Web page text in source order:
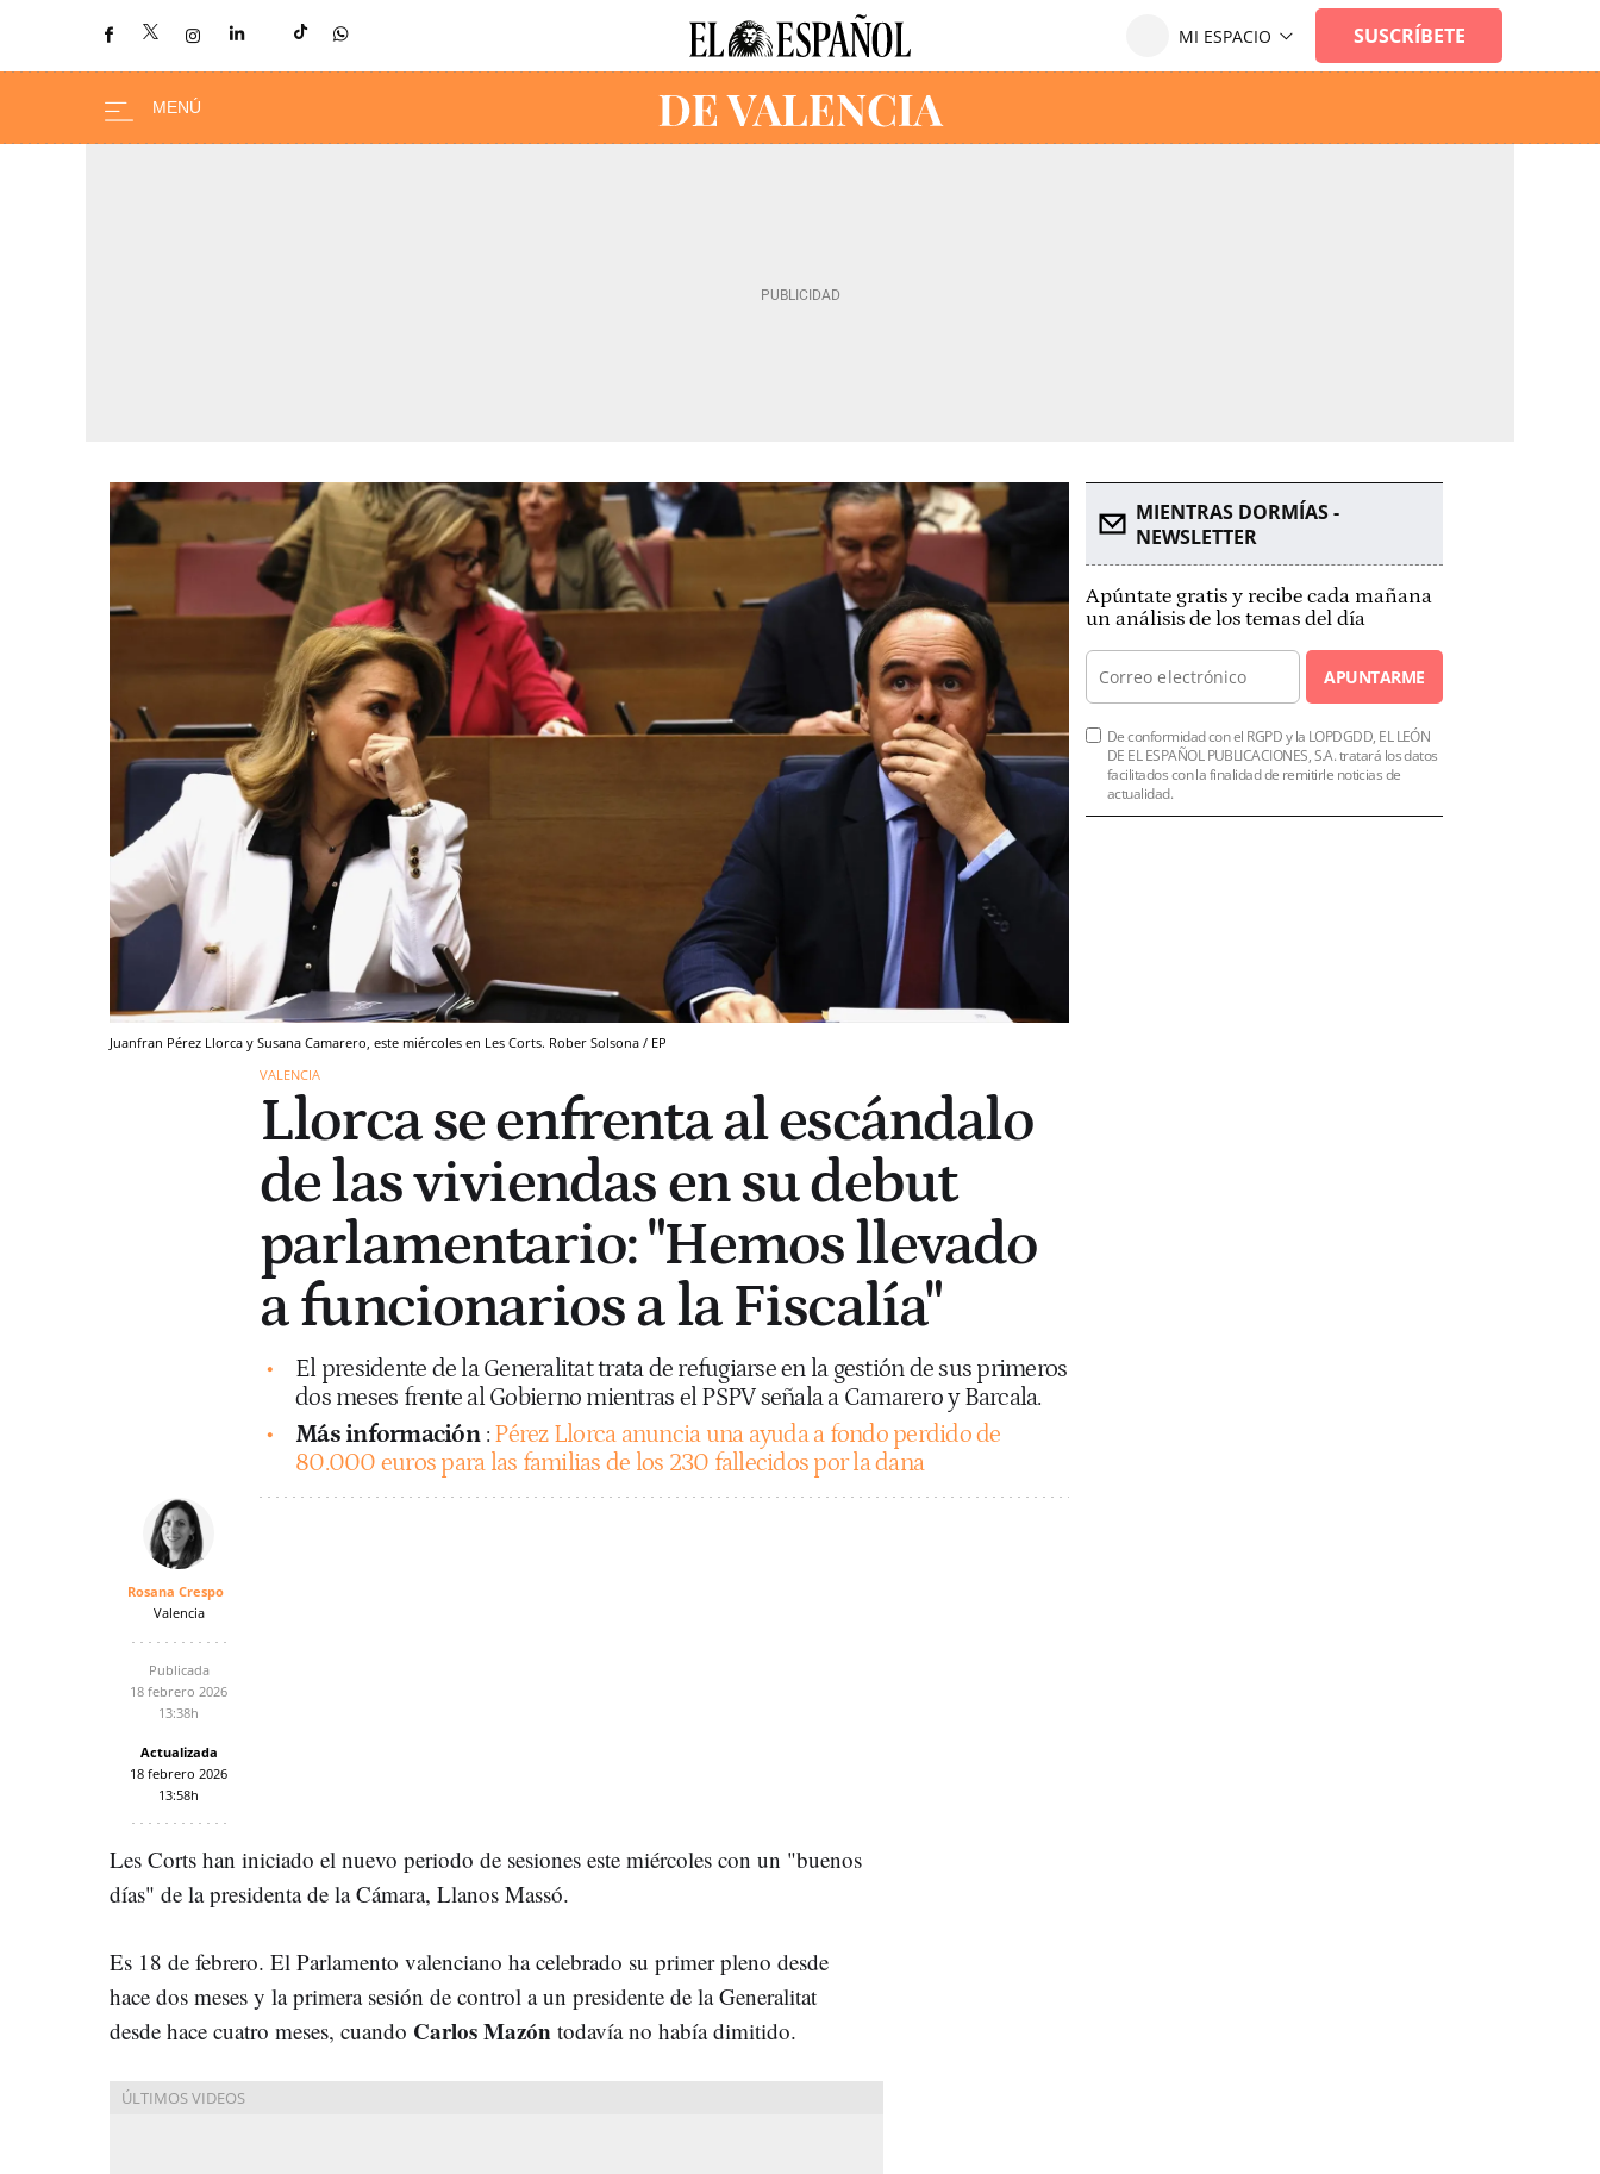
Juanfran Pérez Llorca y Susana Camarero, este miércoles en Les Corts. Rober Solsona / EP
VALENCIA
Llorca se enfrenta al escándalo
de las viviendas en su debut
parlamentario: "Hemos llevado
a funcionarios a la Fiscalía"
El presidente de la Generalitat trata de refugiarse en la gestión de sus primeros
dos meses frente al Gobierno mientras el PSPV señala a Camarero y Barcala.
Más información : Pérez Llorca anuncia una ayuda a fondo perdido de
80.000 euros para las familias de los 230 fallecidos por la dana
Rosana Crespo
Valencia
Publicada
18 febrero 2026
13:38h
Actualizada
18 febrero 2026
13:58h
Les Corts han iniciado el nuevo periodo de sesiones este miércoles con un "buenos
días" de la presidenta de la Cámara, Llanos Massó.
Es 18 de febrero. El Parlamento valenciano ha celebrado su primer pleno desde
hace dos meses y la primera sesión de control a un presidente de la Generalitat
desde hace cuatro meses, cuando Carlos Mazón todavía no había dimitido.
MIENTRAS DORMÍAS -
NEWSLETTER
Apúntate gratis y recibe cada mañana
un análisis de los temas del día
APUNTARME
De conformidad con el RGPD y la LOPDGDD, EL LEÓN
DE EL ESPAÑOL PUBLICACIONES, S.A. tratará los datos
facilitados con la finalidad de remitirle noticias de
actualidad.